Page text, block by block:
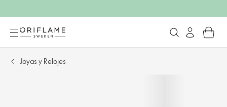
Joyas y Relojes